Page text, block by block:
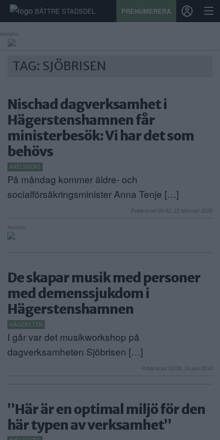
BÄTTRE STADSDEL PRENUMERERA
START
PRENUMERATION
SPORT
ÅSIKTER
KALENDER
KONTAKT
ANNONSERA
MER
Annons:
TAG: SJÖBRISEN
Nischad dagverksamhet i
Hägerstenshamnen får
ministerbesök: Vi har det som
behövs
AXELSBERG
På måndag kommer äldre- och
socialförsäkringsminister Anna Tenje […]
Publicerad 09:42, 22 februari 2025
Annons:
De skapar musik med personer
med demenssjukdom i
Hägerstenshamnen
HÄGERSTEN
I går var det musikworkshop på
dagverksamheten Sjöbrisen […]
Publicerad 19:08, 15 juni 2018
”Här är en optimal miljö för den
här typen av verksamhet”